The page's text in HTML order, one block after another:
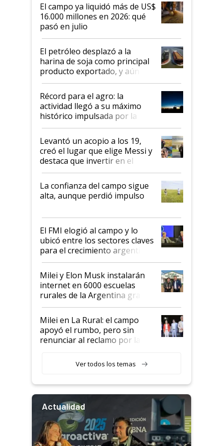
El campo ya liquidó más de US$
16.000 millones en 2026: qué
pasó en julio
El petróleo desplazó a la
harina de soja como principal
producto exportado, y aún así
el agro aportó casi seis de cada
diez dólares y sostuvo el
liderazgo en un semestre
récord
Récord para el agro: la
actividad llegó a su máximo
histórico impulsada por la
cosecha y las exportaciones
Levantó un acopio a los 19,
creó el lugar que elige Messi y
destaca que invertir en el
kirchnerismo era como "darle
plata a un hijo para droga":
Juan Félix Rossetti, el libertario
que de una dura crisis salió
de Milei
La confianza del campo sigue
alta, aunque perdió impulso
El FMI elogió al campo y lo
ubicó entre los sectores claves
para el crecimiento argentino
Milei y Elon Musk instalarán
internet en 6000 escuelas
rurales de la Argentina gracias
a un acuerdo con Starlink
Milei en La Rural: el campo
apoyó el rumbo, pero sin
renunciar al reclamo por las
Ver todos los temas
Actualidad